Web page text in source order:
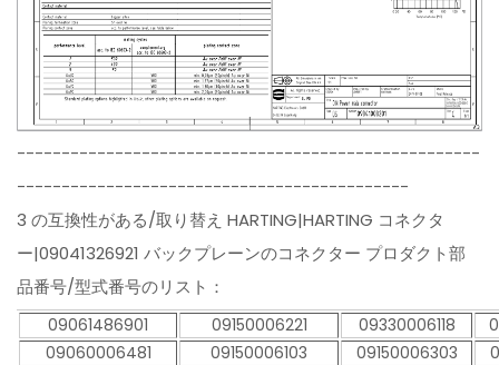
----------------------------------------------------
--------------------------------------------
3 の互換性がある/取り替え HARTING|HARTING コネクタ
ー|09041326921 バックプレーンのコネクター プロダクト部
品番号/型式番号のリスト：
09061486901 09150006221 09330006118
09060006481
09150006103 09150006303